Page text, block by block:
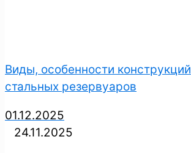
Виды, особенности конструкций
стальных резервуаров
01.12.2025
24.11.2025